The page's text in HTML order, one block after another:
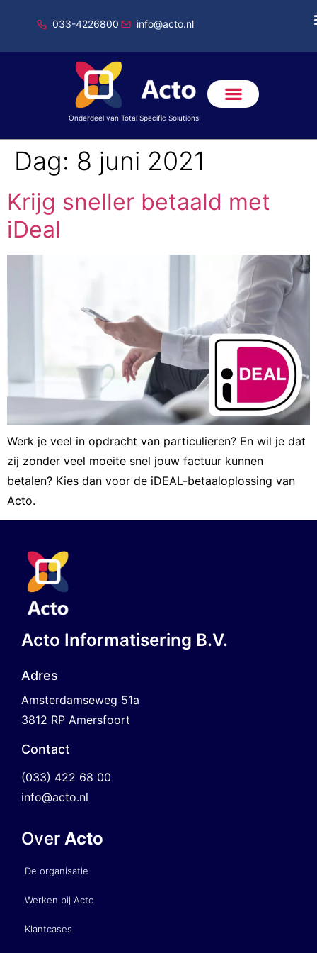
033-4226800 info@acto.nl
Onderdeel van Total Specific Solutions
Dag: 8 juni 2021
Krijg sneller betaald met
iDeal
Werk je veel in opdracht van particulieren? En wil je dat
zij zonder veel moeite snel jouw factuur kunnen
betalen? Kies dan voor de iDEAL-betaaloplossing van
Acto.
Acto Informatisering B.V.
Adres
Amsterdamseweg 51a
3812 RP Amersfoort
Contact
(033) 422 68 00
info@acto.nl
Over Acto
De organisatie
Werken bij Acto
Klantcases